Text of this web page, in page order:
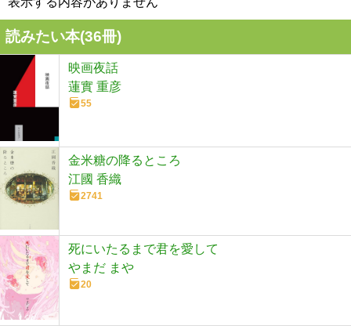
読みたい本(36冊)
映画夜話
蓮實 重彦
55
金米糖の降るところ
江國 香織
2741
死にいたるまで君を愛して
やまだ まや
20